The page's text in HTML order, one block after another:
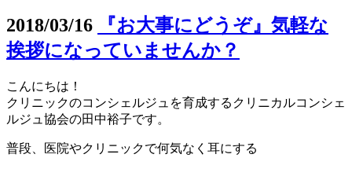
2018/03/16
『お大事にどうぞ』気軽な
挨拶になっていませんか？
こんにちは！
クリニックのコンシェルジュを育成するクリニカルコンシェ
ルジュ協会の田中裕子です。
普段、医院やクリニックで何気なく耳にする